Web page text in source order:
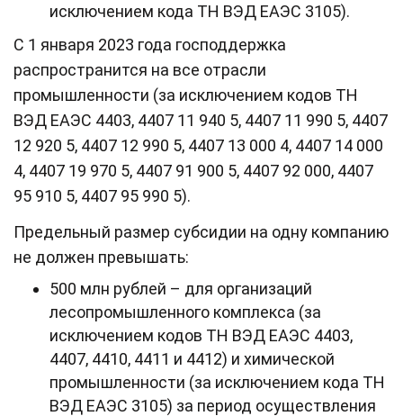
исключением кода ТН ВЭД ЕАЭС 3105).
С 1 января 2023 года господдержка
распространится на все отрасли
промышленности (за исключением кодов ТН
ВЭД ЕАЭС 4403, 4407 11 940 5, 4407 11 990 5, 4407
12 920 5, 4407 12 990 5, 4407 13 000 4, 4407 14 000
4, 4407 19 970 5, 4407 91 900 5, 4407 92 000, 4407
95 910 5, 4407 95 990 5).
Предельный размер субсидии на одну компанию
не должен превышать:
500 млн рублей – для организаций
лесопромышленного комплекса (за
исключением кодов ТН ВЭД ЕАЭС 4403,
4407, 4410, 4411 и 4412) и химической
промышленности (за исключением кода ТН
ВЭД ЕАЭС 3105) за период осуществления